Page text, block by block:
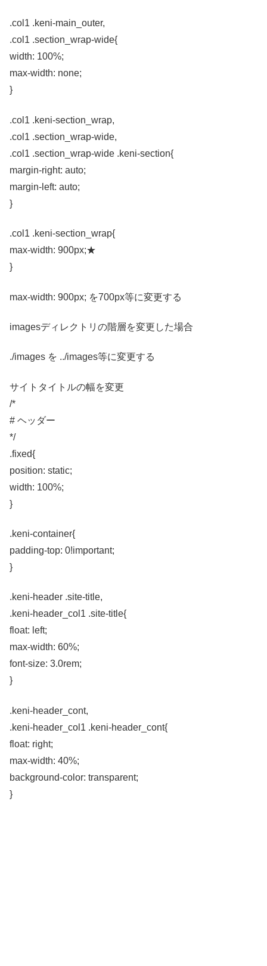
.col1 .keni-main_outer,
.col1 .section_wrap-wide{
width: 100%;
max-width: none;
}
.col1 .keni-section_wrap,
.col1 .section_wrap-wide,
.col1 .section_wrap-wide .keni-section{
margin-right: auto;
margin-left: auto;
}
.col1 .keni-section_wrap{
max-width: 900px;★
}
max-width: 900px; を700px等に変更する
imagesディレクトリの階層を変更した場合
./images を ../images等に変更する
サイトタイトルの幅を変更
/*
# ヘッダー
*/
.fixed{
position: static;
width: 100%;
}
.keni-container{
padding-top: 0!important;
}
.keni-header .site-title,
.keni-header_col1 .site-title{
float: left;
max-width: 60%;
font-size: 3.0rem;
}
.keni-header_cont,
.keni-header_col1 .keni-header_cont{
float: right;
max-width: 40%;
background-color: transparent;
}